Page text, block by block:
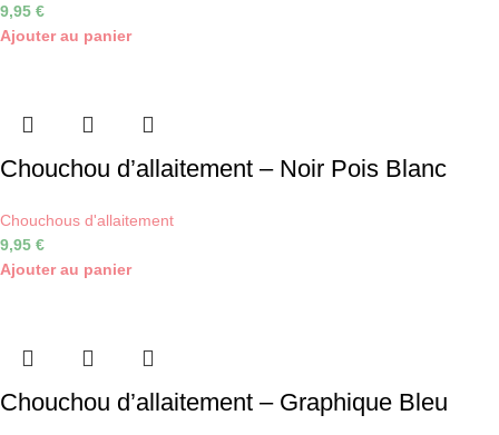
9,95 €
Ajouter au panier
Chouchou d’allaitement – Noir Pois Blanc
Chouchous d'allaitement
9,95 €
Ajouter au panier
Chouchou d’allaitement – Graphique Bleu